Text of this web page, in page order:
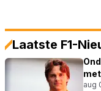
Laatste F1-
aug